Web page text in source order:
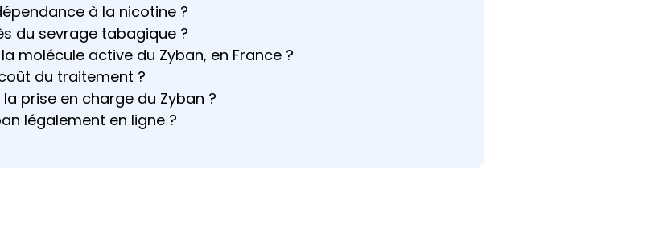
à la nicotine ?
du sevrage tabagique ?
molécule active du Zyban, en France ?
du traitement ?
prise en charge du Zyban ?
légalement en ligne ?